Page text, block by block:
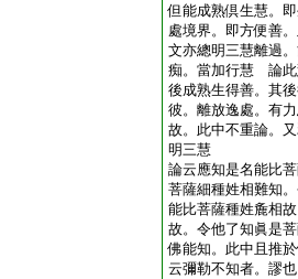
但能成熟倶生慧。
處境界。即方便善
文亦總明三慧離過
痴。當加行慧 論此
後成熟生得善。其
彼。離放逸處。有
故。此中不重論。
明三慧
論云應知是名能比
菩薩細種姓相難知
能比菩薩種姓麁相
故。令他了知眞是
佛能知。此中且推
云彌勒不知者。謬